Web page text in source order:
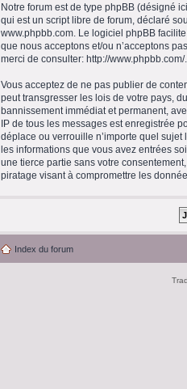
Notre forum est de type phpBB (désigné ici
qui est un script libre de forum, déclaré
www.phpbb.com . Le logiciel phpBB
que nous acceptons et/ou n’acceptons
merci de consulter: http://www.phpbb.com/.
Vous acceptez de ne pas publier de
peut transgresser les lois de votre pays,
bannissement immédiat et permanent,
IP de tous les messages est enregistrée
déplace ou verrouille n’importe quel
les informations que vous avez entrées
une tierce partie sans votre
piratage visant à compromettre les
Index du forum